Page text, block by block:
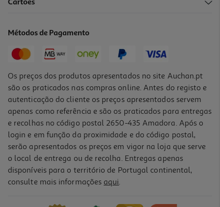
4.1
Tortilhas Auchan Trigo 8 Un 320g
Cartões
Métodos de Pagamento
Os preços dos produtos apresentados no site Auchan.pt
são os praticados nas compras online. Antes do registo e
autenticação do cliente os preços apresentados servem
apenas como referência e são os praticados para entregas
e recolhas no código postal 2650-435 Amadora. Após o
login e em função da proximidade e do código postal,
serão apresentados os preços em vigor na loja que serve
o local de entrega ou de recolha. Entregas apenas
disponíveis para o território de Portugal continental,
consulte mais informações aqui.